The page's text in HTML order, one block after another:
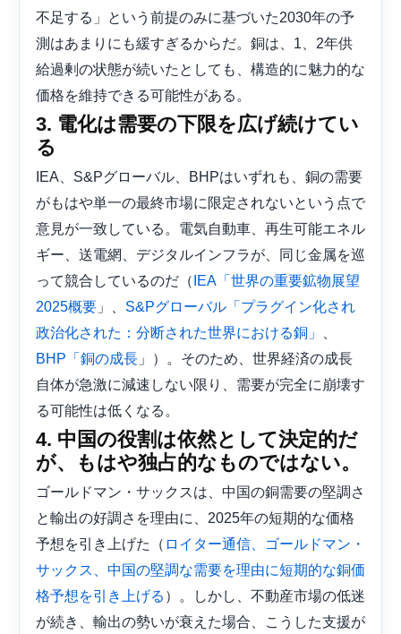
不足する」という前提のみに基づいた2030年の予
測はあまりにも緩すぎるからだ。銅は、1、2年供
給過剰の状態が続いたとしても、構造的に魅力的な
価格を維持できる可能性がある。
3. 電化は需要の下限を広げ続けてい
る
IEA、S&Pグローバル、BHPはいずれも、銅の需要
がもはや単一の最終市場に限定されないという点で
意見が一致している。電気自動車、再生可能エネル
ギー、送電網、デジタルインフラが、同じ金属を巡
って競合しているのだ（ IEA「世界の重要鉱物展望
2025概要 」、 S&Pグローバル「プラグイン化され
政治化された：分断された世界における銅」
BHP「銅の成長 」）。そのため、世界経済の成長
自体が急激に減速しない限り、需要が完全に崩壊す
る可能性は低くなる。
4. 中国の役割は依然として決定的だ
が、もはや独占的なものではない。
ゴールドマン・サックスは、中国の銅需要の堅調さ
と輸出の好調さを理由に、2025年の短期的な価格
予想を引き上げた（ ロイター通信、ゴールドマン・
サックス、中国の堅調な需要を理由に短期的な銅価
格予想を引き上げる ）。しかし、不動産市場の低迷
が続き、輸出の勢いが衰えた場合、こうした支援が